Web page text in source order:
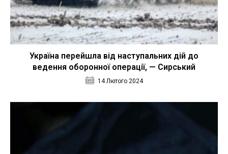
Україна перейшла від наступальних дій до
ведення оборонної операції, — Сирський
14 Лютого 2024